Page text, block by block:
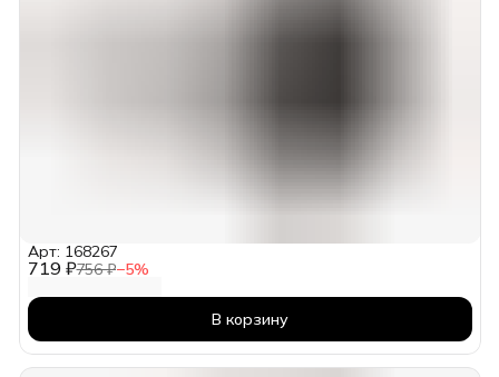
719 ₽756 ₽−5%
Арт: 168267
В корзину